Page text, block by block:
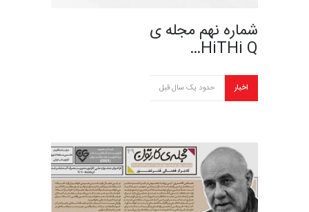
شماره نهم مجله ی
HiTHi Q…
اخبار حدود یک سال قبل